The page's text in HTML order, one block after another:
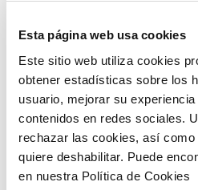
Esta página web usa cookies
Este sitio web utiliza cookies
obtener estadísticas sobre los
usuario, mejorar su
contenidos en redes sociales.
rechazar las cookies, así
quiere deshabilitar. Puede
en nuestra Política de Cookies
como LEED Gold. Estas
sostenibilidad y uso del
proveniente de fuentes
Pese a todo, las tecnologías
como la solar y la eólica, aún
suficientemente maduras
energía confiable para los